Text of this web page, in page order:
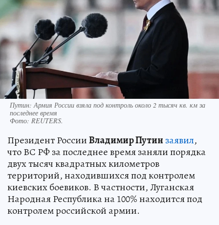
Путин: Армия России взяла под контроль около 2 тысяч кв. км за
последнее время
Фото: REUTERS.
Президент РоссииВладимир Путин заявил,
что ВС РФ за последнее время заняли порядка
двух тысяч квадратных километров
территорий, находившихся под контролем
киевских боевиков. В частности, Луганская
Народная Республика на 100% находится под
контролем российской армии.